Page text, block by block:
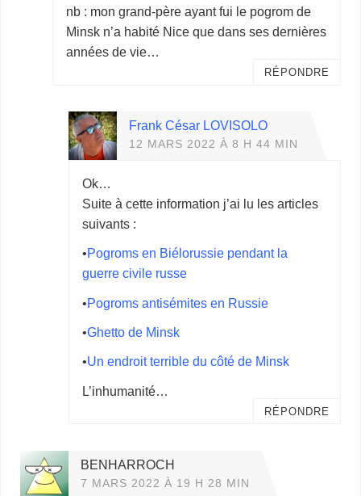
nb : mon grand-père ayant fui le pogrom de
Minsk n’a habité Nice que dans ses dernières
années de vie…
RÉPONDRE
Frank César LOVISOLO
12 MARS 2022 À 8 H 44 MIN
Ok…
Suite à cette information j’ai lu les articles
suivants :
•Pogroms en Biélorussie pendant la
guerre civile russe
•Pogroms antisémites en Russie
•Ghetto de Minsk
•Un endroit terrible du côté de Minsk
L’inhumanité…
RÉPONDRE
BENHARROCH
7 MARS 2022 À 19 H 28 MIN